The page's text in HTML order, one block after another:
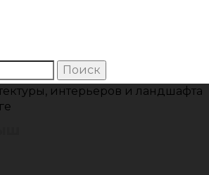
интерьеров и ландшафта